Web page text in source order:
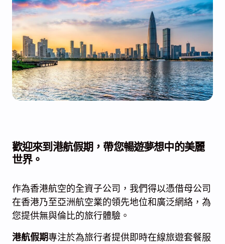
歡迎來到港航假期 ，帶您暢遊夢想中的美麗
世界。
作為香港航空的全資子公司，我們得以憑借母公司
在香港乃至亞洲航空業的領先地位和廣泛網絡，為
您提供無與倫比的旅行體驗。
港航假期專注於為旅行者提供即時在線旅遊套餐服